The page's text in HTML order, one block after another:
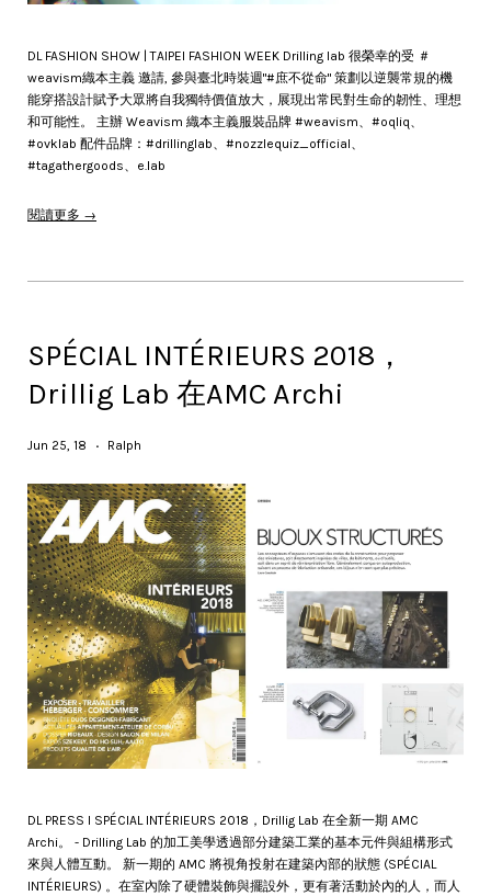
DL FASHION SHOW | TAIPEI FASHION WEEK Drilling lab 很榮幸的受 ＃
weavism織本主義 邀請, 參與臺北時裝週"#庶不從命" 策劃以逆襲常規的機
能穿搭設計賦予大眾將自我獨特價值放大，展現出常民對生命的韌性、理想
和可能性。 主辦 Weavism 織本主義服裝品牌 #weavism、#oqliq、
#ovklab 配件品牌：#drillinglab、#nozzlequiz_official、
#tagathergoods、e.lab
閱讀更多 →
SPÉCIAL INTÉRIEURS 2018，
Drillig Lab 在AMC Archi
Jun 25, 18 • Ralph
DL PRESS l SPÉCIAL INTÉRIEURS 2018，Drillig Lab 在全新一期 AMC
Archi。 - Drilling Lab 的加工美學透過部分建築工業的基本元件與組構形式
來與人體互動。 新一期的 AMC 將視角投射在建築內部的狀態 (SPÉCIAL
INTÉRIEURS) 。在室內除了硬體裝飾與擺設外，更有著活動於內的人，而人